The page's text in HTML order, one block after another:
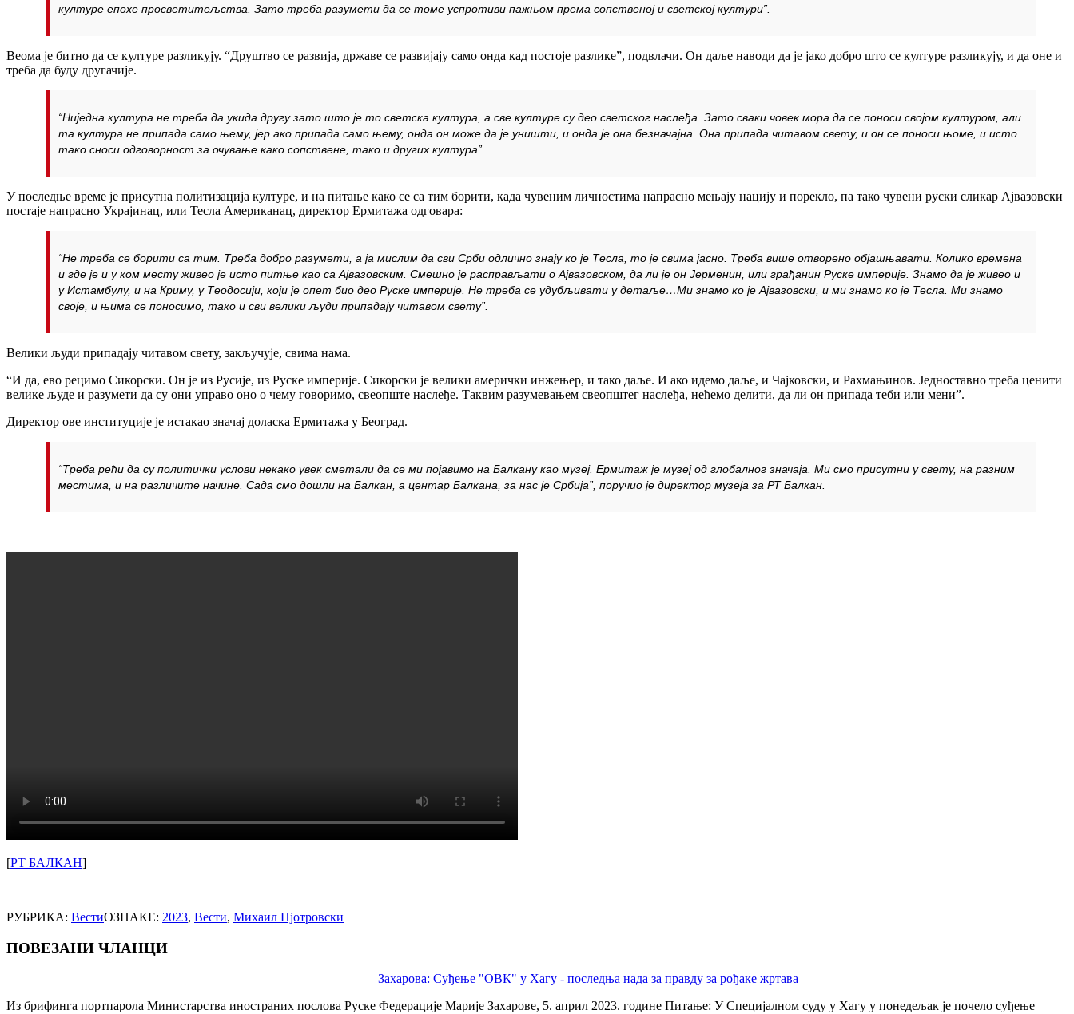
културе епохе просветитељства. Зато треба разумети да се томе успротиви пажњом према сопственој и светској култури”.
Веома је битно да се културе разликују. “Друштво се развија, државе се развијају само онда кад постоје разлике”, подвлачи. Он даље наводи да је јако добро што се културе разликују, и да оне и
треба да буду другачије.
“Ниједна култура не треба да укида другу зато што је то светска култура, а све културе су део светског наслеђа. Зато сваки човек мора да се поноси својом културом, али
та култура не припада само њему, јер ако припада само њему, онда он може да је уништи, и онда је она безначајна. Она припада читавом свету, и он се поноси њоме, и исто
тако сноси одговорност за очување како сопствене, тако и других култура”.
У последње време је присутна политизација културе, и на питање како се са тим борити, када чувеним личностима напрасно мењају нацију и порекло, па тако чувени руски сликар Ајвазовски
постаје напрасно Украјинац, или Тесла Американац, директор Ермитажа одговара:
“Не треба се борити са тим. Треба добро разумети, а ја мислим да сви Срби одлично знају ко је Тесла, то је свима јасно. Треба више отворено објашњавати. Колико времена
и где је и у ком месту живео је исто питње као са Ајвазовским. Смешно је расправљати о Ајвазовском, да ли је он Јерменин, или грађанин Руске империје. Знамо да је живео и
у Истамбулу, и на Криму, у Теодосији, који је опет био део Руске империје. Не треба се удубљивати у детаље…Ми знамо ко је Ајвазовски, и ми знамо ко је Тесла. Ми знамо
своје, и њима се поносимо, тако и сви велики људи припадају читавом свету”.
Велики људи припадају читавом свету, закључује, свима нама.
“И да, ево рецимо Сикорски. Он је из Русије, из Руске империје. Сикорски је велики амерички инжењер, и тако даље. И ако идемо даље, и Чајковски, и Рахмањинов. Једноставно треба ценити
велике људе и разумети да су они управо оно о чему говоримо, свеопште наслеђе. Таквим разумевањем свеопштег наслеђа, нећемо делити, да ли он припада теби или мени”.
Директор ове институције је истакао значај доласка Ермитажа у Београд.
“Треба рећи да су политички услови некако увек сметали да се ми појавимо на Балкану као музеј. Ермитаж је музеј од глобалног значаја. Ми смо присутни у свету, на разним
местима, и на различите начине. Сада смо дошли на Балкан, а центар Балкана, за нас је Србија”, поручио је директор музеја за РТ Балкан.
[РТ БАЛКАН]
РУБРИКА: ВестиОЗНАКЕ: 2023, Вести, Михаил Пјотровски
ПОВЕЗАНИ ЧЛАНЦИ
Захарова: Суђење "ОВК" у Хагу - последња нада за правду за рођаке жртава
Из брифинга портпарола Министарства иностраних послова Руске Федерације Марије Захарове, 5. април 2023. године Питање: У Специјалном суду у Хагу у понедељак је почело суђење
navigation